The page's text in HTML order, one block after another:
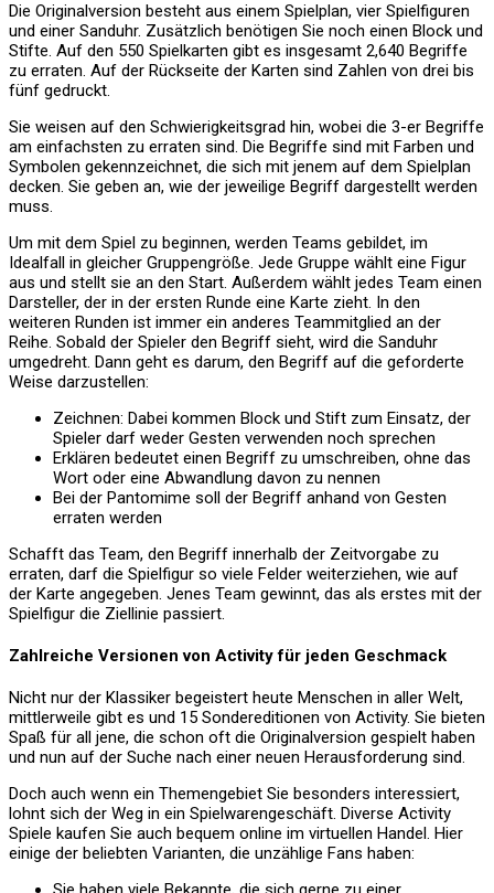
Die Originalversion besteht aus einem Spielplan, vier Spielfiguren
und einer Sanduhr. Zusätzlich benötigen Sie noch einen Block und
Stifte. Auf den 550 Spielkarten gibt es insgesamt 2,640 Begriffe
zu erraten. Auf der Rückseite der Karten sind Zahlen von drei bis
fünf gedruckt.
Sie weisen auf den Schwierigkeitsgrad hin, wobei die 3-er Begriffe
am einfachsten zu erraten sind. Die Begriffe sind mit Farben und
Symbolen gekennzeichnet, die sich mit jenem auf dem Spielplan
decken. Sie geben an, wie der jeweilige Begriff dargestellt werden
muss.
Um mit dem Spiel zu beginnen, werden Teams gebildet, im
Idealfall in gleicher Gruppengröße. Jede Gruppe wählt eine Figur
aus und stellt sie an den Start. Außerdem wählt jedes Team einen
Darsteller, der in der ersten Runde eine Karte zieht. In den
weiteren Runden ist immer ein anderes Teammitglied an der
Reihe. Sobald der Spieler den Begriff sieht, wird die Sanduhr
umgedreht. Dann geht es darum, den Begriff auf die geforderte
Weise darzustellen:
Zeichnen: Dabei kommen Block und Stift zum Einsatz, der
Spieler darf weder Gesten verwenden noch sprechen
Erklären bedeutet einen Begriff zu umschreiben, ohne das
Wort oder eine Abwandlung davon zu nennen
Bei der Pantomime soll der Begriff anhand von Gesten
erraten werden
Schafft das Team, den Begriff innerhalb der Zeitvorgabe zu
erraten, darf die Spielfigur so viele Felder weiterziehen, wie auf
der Karte angegeben. Jenes Team gewinnt, das als erstes mit der
Spielfigur die Ziellinie passiert.
Zahlreiche Versionen von Activity für jeden Geschmack
Nicht nur der Klassiker begeistert heute Menschen in aller Welt,
mittlerweile gibt es und 15 Sondereditionen von Activity. Sie bieten
Spaß für all jene, die schon oft die Originalversion gespielt haben
und nun auf der Suche nach einer neuen Herausforderung sind.
Doch auch wenn ein Themengebiet Sie besonders interessiert,
lohnt sich der Weg in ein Spielwarengeschäft. Diverse Activity
Spiele kaufen Sie auch bequem online im virtuellen Handel. Hier
einige der beliebten Varianten, die unzählige Fans haben: